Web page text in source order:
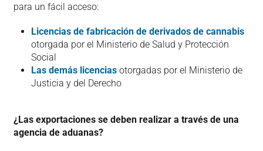
para un fácil acceso:
Licencias de fabricación de derivados de cannabis
otorgada por el Ministerio de Salud y Protección
Social
Las demás licenciasotorgadas por el Ministerio de
Justicia y del Derecho
¿Las exportaciones se deben realizar a través de una
agencia de aduanas?